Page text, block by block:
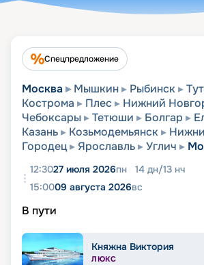
Спецпредложение
Москва Мышкин Рыбинск
Кострома
Плес
Нижний
Чебоксары
Тетюши Болгар
Казань
Козьмодемьянск
Городец
Ярославль Углич
12:3027 июля 2026пн 14 дн/13 нч
15:0009 августа 2026вс
В пути
Княжна Виктория
ЛЮКС